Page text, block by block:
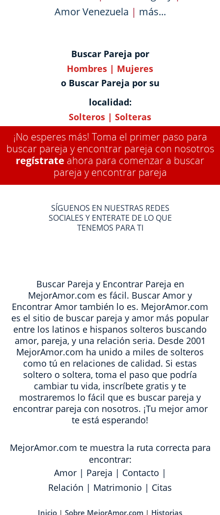
Amor Venezuela | más...
Buscar Pareja por
Hombres | Mujeres
o Buscar Pareja por su
localidad:
Solteros | Solteras
¡No esperes más! Toma el primer paso para
buscar pareja y encontrar pareja con nosotros
regístrate ahora para comenzar a buscar
pareja y encontrar pareja
SÍGUENOS EN NUESTRAS REDES
SOCIALES Y ENTERATE DE LO QUE
TENEMOS PARA TI
Buscar Pareja y Encontrar Pareja en
MejorAmor.com es fácil. Buscar Amor y
Encontrar Amor también lo es. MejorAmor.com
es el sitio de buscar pareja y amor más popular
entre los latinos e hispanos solteros buscando
amor, pareja, y una relación seria. Desde 2001
MejorAmor.com ha unido a miles de solteros
como tú en relaciones de calidad. Si estas
soltero o soltera, toma el paso que podría
cambiar tu vida, inscríbete gratis y te
mostraremos lo fácil que es buscar pareja y
encontrar pareja con nosotros. ¡Tu mejor amor
te está esperando!
MejorAmor.com te muestra la ruta correcta para
encontrar:
Amor| Pareja | Contacto |
Relación | Matrimonio | Citas
Inicio | Sobre MejorAmor.com | Historias